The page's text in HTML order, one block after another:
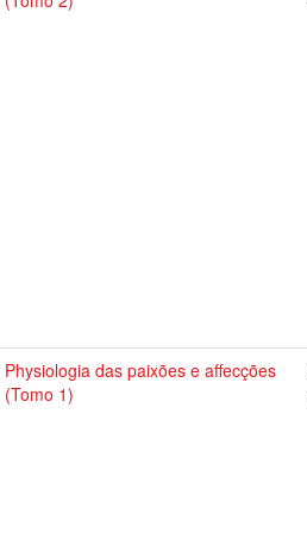
Physiologia das paixões e affecções
(Tomo 1)